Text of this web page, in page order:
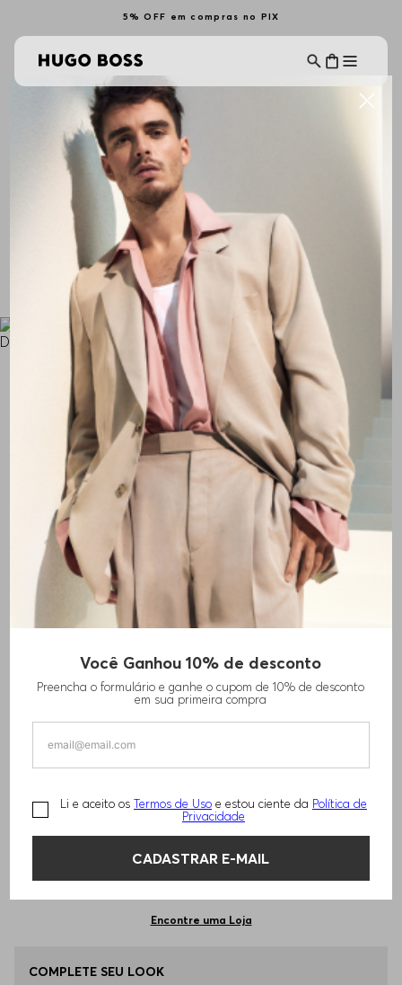
5% OFF em compras no PIX
Você Ganhou 10% de desconto
Preencha o formulário e ganhe o cupom de 10% de desconto
em sua primeira compra
Li e aceito os Termos de Uso e estou ciente da Política de
Privacidade
CADASTRAR E-MAIL
SHORTS DE BANHO DE SECAGEM RÁPIDA
COM MONOGRAMAS DOUBLE B
R$ 550,00
TAMANHO -EG - XL Informações do Tamanho
Qual o seu Tamanho? Tabela de Tamanhos
G - L
Encontre uma Loja
COMPLETE SEU LOOK